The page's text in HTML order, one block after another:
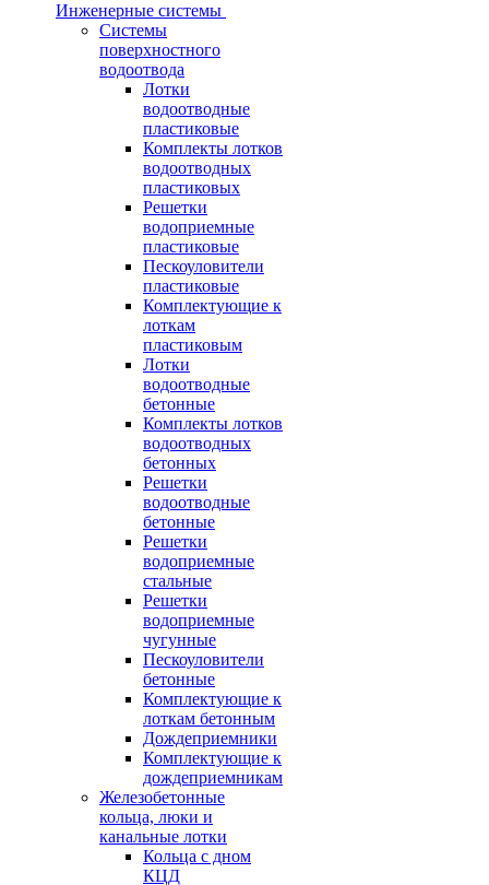
Инженерные системы
Системы
поверхностного
водоотвода
Лотки
водоотводные
пластиковые
Комплекты лотков
водоотводных
пластиковых
Решетки
водоприемные
пластиковые
Пескоуловители
пластиковые
Комплектующие к
лоткам
пластиковым
Лотки
водоотводные
бетонные
Комплекты лотков
водоотводных
бетонных
Решетки
водоотводные
бетонные
Решетки
водоприемные
стальные
Решетки
водоприемные
чугунные
Пескоуловители
бетонные
Комплектующие к
лоткам бетонным
Дождеприемники
Комплектующие к
дождеприемникам
Железобетонные
кольца, люки и
канальные лотки
Кольца с дном
КЦД